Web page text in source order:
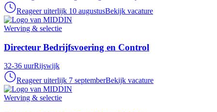
Reageer uiterlijk 10 augustusBekijk vacature
Werving & selectie
Directeur Bedrijfsvoering en Control
32-36 uurRijswijk
Reageer uiterlijk 7 septemberBekijk vacature
Werving & selectie